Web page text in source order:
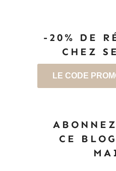
-20% DE
CHEZ
LE CODE
CE